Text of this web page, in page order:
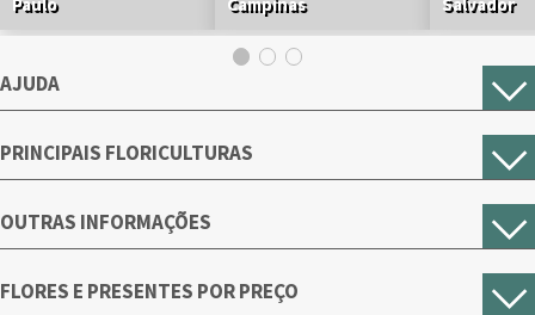
AJUDA
PRINCIPAIS FLORICULTURAS
OUTRAS INFORMAÇÕES
FLORES E PRESENTES POR PREÇO